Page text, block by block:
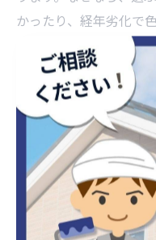
かったり、経年劣化で
す。例えば、極端に
による色あせやチョー
なメンテナンスが必要
明るすぎる色は汚れが
美観を保つためには、
慮し、中間色や落ち
す。